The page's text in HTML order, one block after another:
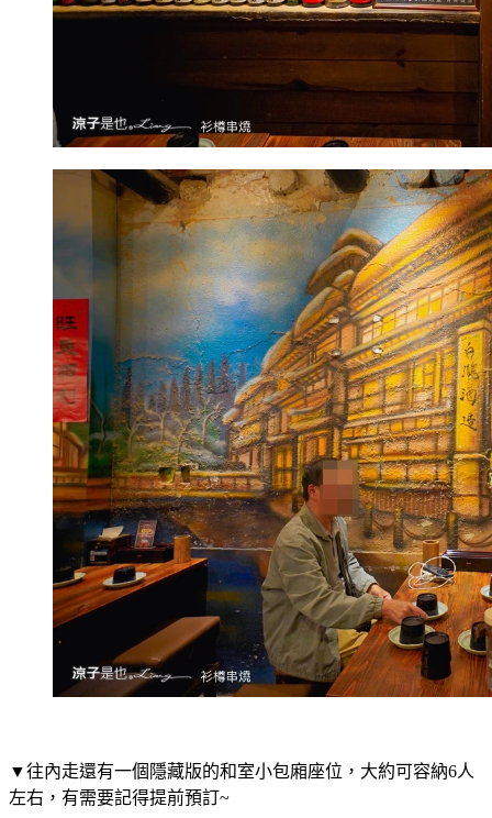
▼往內走還有一個隱藏版的和室小包廂座位，大約可容納6人
左右，有需要記得提前預訂~